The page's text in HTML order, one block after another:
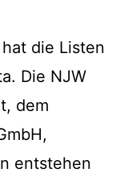
die Listen
Die NJW
dem
entstehen